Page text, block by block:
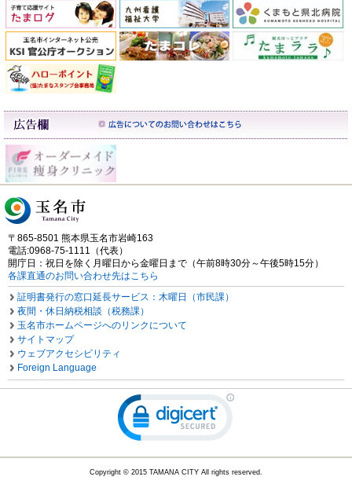
〒865-8501 熊本県玉名市岩崎163
電話:0968-75-1111（代表）
開庁日：祝日を除く月曜日から金曜日まで（午前8時30分～午後5時15分）
各課直通のお問い合わせ先はこちら
証明書発行の窓口延長サービス：木曜日（市民課）
夜間・休日納税相談（税務課）
玉名市ホームページへのリンクについて
サイトマップ
ウェブアクセシビリティ
Foreign Language
Copyright © 2015 TAMANA CITY All rights reserved.